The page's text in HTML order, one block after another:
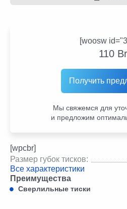
[woosw
110 Br
Получить
Мы свяжемся для
и предложим
[wpcbr]
Размер губок тисков:
Все характеристики
Преимущества
Сверлильные тиски